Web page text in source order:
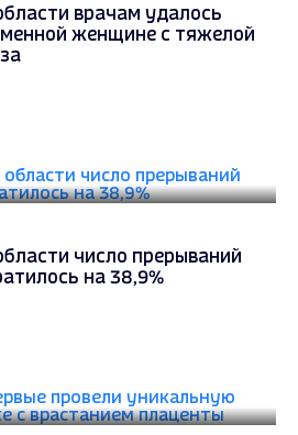
врачам удалось
женщине с тяжелой
число прерываний
на 38,9%